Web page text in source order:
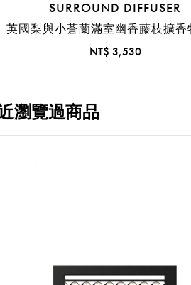
SURROUND DIFFUSER
英國梨與小蒼蘭滿室幽香藤枝擴香
NT$ 3,530
瀏覽過商品